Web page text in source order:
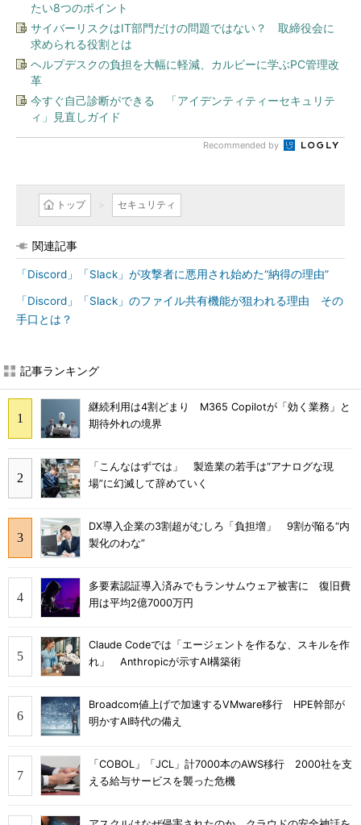
たい8つのポイント
サイバーリスクはIT部門だけの問題ではない？ 取締役会に
求められる役割とは
ヘルプデスクの負担を大幅に軽減、カルビーに学ぶPC管理改
革
今すぐ自己診断ができる 「アイデンティティーセキュリテ
ィ」見直しガイド
Recommended by
トップ セキュリティ
関連記事
「Discord」「Slack」が攻撃者に悪用され始めた“納得の理由”
「Discord」「Slack」のファイル共有機能が狙われる理由 その
手口とは？
記事ランキング
継続利用は4割どまり M365 Copilotが「効く業務」と
期待外れの境界
「こんなはずでは」 製造業の若手は“アナログな現
場”に幻滅して辞めていく
DX導入企業の3割超がむしろ「負担増」 9割が陥る“内
製化のわな”
多要素認証導入済みでもランサムウェア被害に 復旧費
用は平均2億7000万円
Claude Codeでは「エージェントを作るな、スキルを作
れ」 Anthropicが示すAI構築術
Broadcom値上げで加速するVMware移行 HPE幹部が
明かすAI時代の備え
「COBOL」「JCL」計7000本のAWS移行 2000社を支
える給与サービスを襲った危機